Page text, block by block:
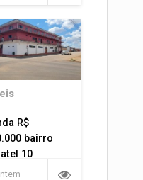
R$
bairro
10